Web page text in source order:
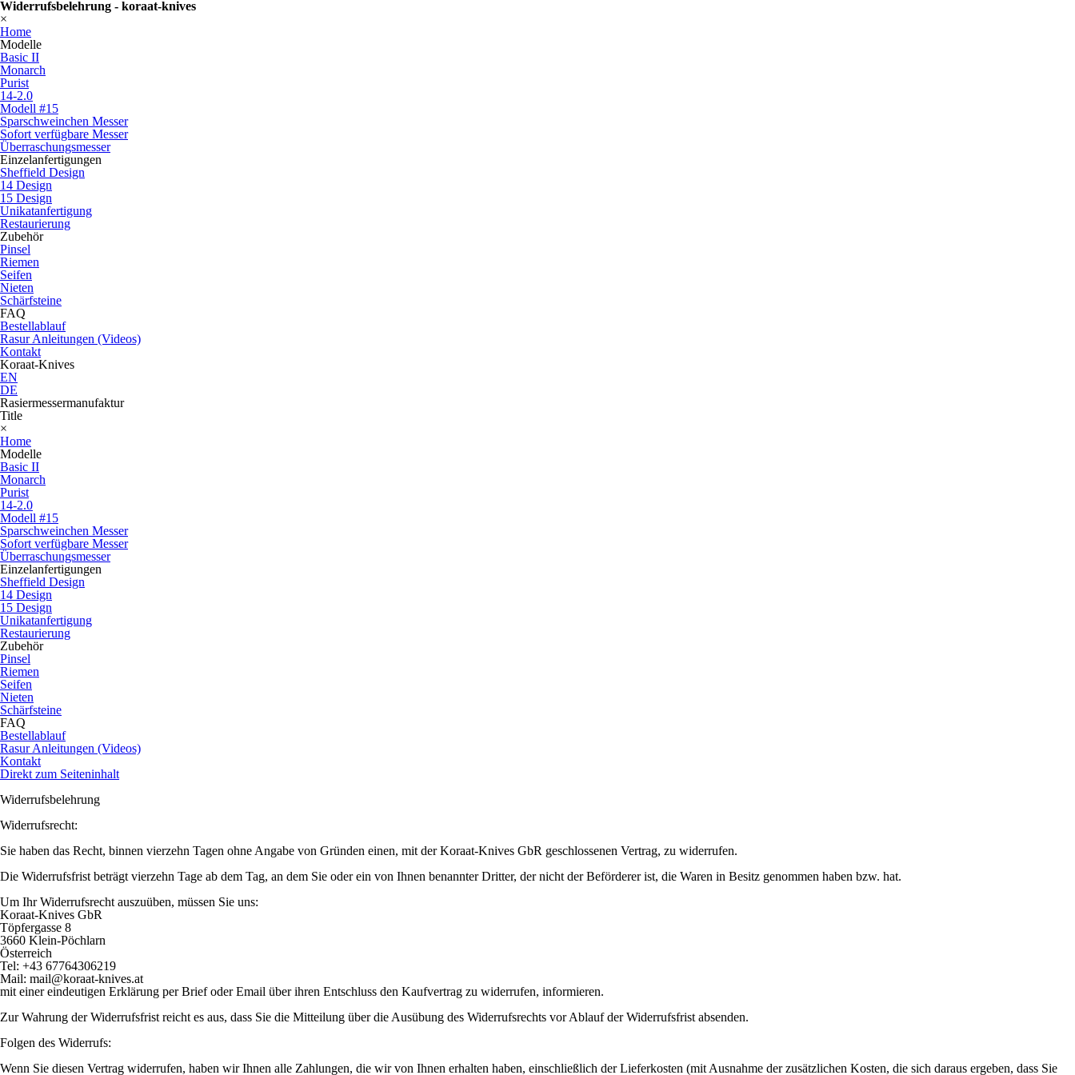
Widerrufsbelehrung - koraat-knives
×
Home
Modelle
Basic II
Monarch
Purist
14-2.0
Modell #15
Sparschweinchen Messer
Sofort verfügbare Messer
Überraschungsmesser
Einzelanfertigungen
Sheffield Design
14 Design
15 Design
Unikatanfertigung
Restaurierung
Zubehör
Pinsel
Riemen
Seifen
Nieten
Schärfsteine
FAQ
Bestellablauf
Rasur Anleitungen (Videos)
Kontakt
Koraat-Knives
EN
DE
Rasiermessermanufaktur
Title
×
Home
Modelle
Basic II
Monarch
Purist
14-2.0
Modell #15
Sparschweinchen Messer
Sofort verfügbare Messer
Überraschungsmesser
Einzelanfertigungen
Sheffield Design
14 Design
15 Design
Unikatanfertigung
Restaurierung
Zubehör
Pinsel
Riemen
Seifen
Nieten
Schärfsteine
FAQ
Bestellablauf
Rasur Anleitungen (Videos)
Kontakt
Direkt zum Seiteninhalt
Widerrufsbelehrung
Widerrufsrecht:
Sie haben das Recht, binnen vierzehn Tagen ohne Angabe von Gründen einen, mit der Koraat-Knives GbR geschlossenen Vertrag, zu widerrufen.
Die Widerrufsfrist beträgt vierzehn Tage ab dem Tag, an dem Sie oder ein von Ihnen benannter Dritter, der nicht der Beförderer ist, die Waren in Besitz genommen haben bzw. hat.
Um Ihr Widerrufsrecht auszuüben, müssen Sie uns:
Koraat-Knives GbR
Töpfergasse 8
3660 Klein-Pöchlarn
Österreich
Tel: +43 67764306219
Mail: mail@koraat-knives.at
mit einer eindeutigen Erklärung per Brief oder Email über ihren Entschluss den Kaufvertrag zu widerrufen, informieren.
Zur Wahrung der Widerrufsfrist reicht es aus, dass Sie die Mitteilung über die Ausübung des Widerrufsrechts vor Ablauf der Widerrufsfrist absenden.
Folgen des Widerrufs:
Wenn Sie diesen Vertrag widerrufen, haben wir Ihnen alle Zahlungen, die wir von Ihnen erhalten haben, einschließlich der Lieferkosten (mit Ausnahme der zusätzlichen Kosten, die sich daraus ergeben, dass Sie